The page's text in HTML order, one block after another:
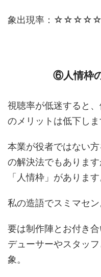
象出現率：☆☆☆☆☆
⑥人情枠
視聴率が低迷すると
のメリットは低下しま
本業が役者ではない
の解決法でもありま
「人情枠」があります
私の造語でスミマセン
要は制作陣とお付き
デューサーやスタッ
象。